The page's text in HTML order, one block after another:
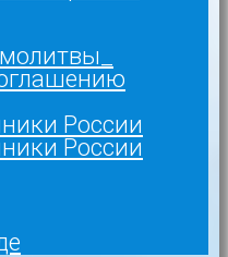
России
России